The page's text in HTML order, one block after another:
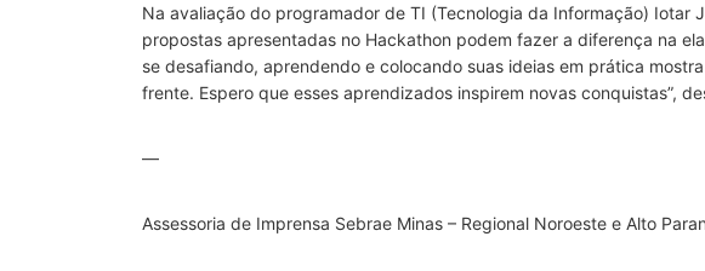
Na avaliação do programador de TI (Tecnologia da Informação) Iotar
propostas apresentadas no Hackathon podem fazer a diferença na
se desafiando, aprendendo e colocando suas ideias em prática
frente. Espero que esses aprendizados inspirem novas conquistas”,
—
Assessoria de Imprensa Sebrae Minas – Regional Noroeste e Alto